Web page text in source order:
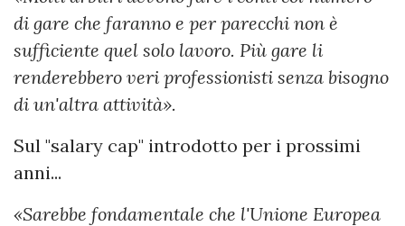
di gare che faranno e per parecchi non è
sufficiente quel solo lavoro. Più gare li
renderebbero veri professionisti senza bisogno
di un'altra attività».
Sul "salary cap" introdotto per i prossimi
anni...
«Sarebbe fondamentale che l'Unione Europea